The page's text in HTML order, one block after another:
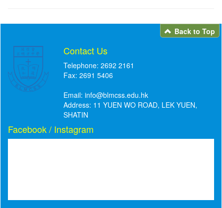
Back to Top
Contact Us
Telephone: 2692 2161
Fax: 2691 5406
Email: info@blmcss.edu.hk
Address: 11 YUEN WO ROAD, LEK YUEN,
SHATIN
Facebook / Instagram